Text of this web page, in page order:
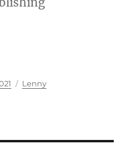
Categorías
Lenny